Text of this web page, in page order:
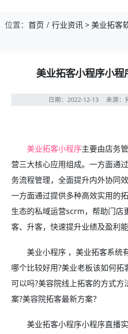
位置： 首页 行业资讯>美业拓客
美业拓客小程序小程
日期：2022-12-13 来源
美业拓客小程序主要由店务
营三大核心应用组成。一方面通
务流程管理，全面提升内外协同
一方面通过提供多种高效实用的
生态的私域运营scrm，帮助门店
客、升客，快速提升业绩及盈利能
美业小程序 ，美业拓客系统
哪个比较好用?美业老板该如何拓
可以吗?美容院线上拓客的方式方
案?美容院拓客最新方案？
美业拓客小程序小程序直播